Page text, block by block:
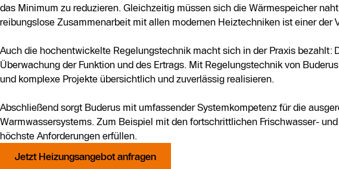
das Minimum zu reduzieren. Gleichzeitig müssen sich die Wärmespeicher
reibungslose Zusammenarbeit mit allen modernen Heiztechniken ist einer der
Auch die hochentwickelte Regelungstechnik macht sich in der Praxis bezahlt:
Überwachung der Funktion und des Ertrags. Mit Regelungstechnik von
und komplexe Projekte übersichtlich und zuverlässig realisieren.
Abschließend sorgt Buderus mit umfassender Systemkompetenz für die
Warmwassersystems. Zum Beispiel mit den fortschrittlichen Frischwasser-
höchste Anforderungen erfüllen.
Jetzt Heizungsangebot anfragen